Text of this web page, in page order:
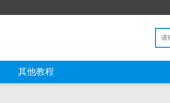
其他教程